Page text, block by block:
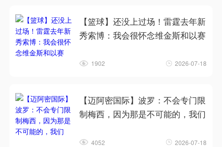
【篮球】还没上过场！雷霆去年新
秀索博：我会很怀念维金斯和以赛
1902 2026-07-18
【迈阿密国际】波罗：不会专门限
制梅西，因为那是不可能的，我们
4052 2026-07-18